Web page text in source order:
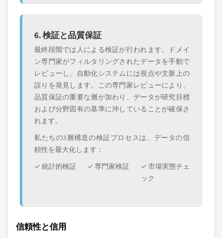
6. 検証と品質保証
最終段階では人による検証が行われます。ドメイ
ン専門家がフィルタリングされたデータを手動で
レビューし、自動化システムには視点や文脈上の
誤りを発見します。この専門家レビューにより、
品質保証の重要な層が加わり、データが研究目標
および分野固有の基準に沖していることが確保さ
れます。
私たちの3層構造の検証プロセスは、データの信
頼性を最大化します：
✓ 統計的検証
✓ 専門家検証
✓ 市場実態チェ
ック
信頼性と信用